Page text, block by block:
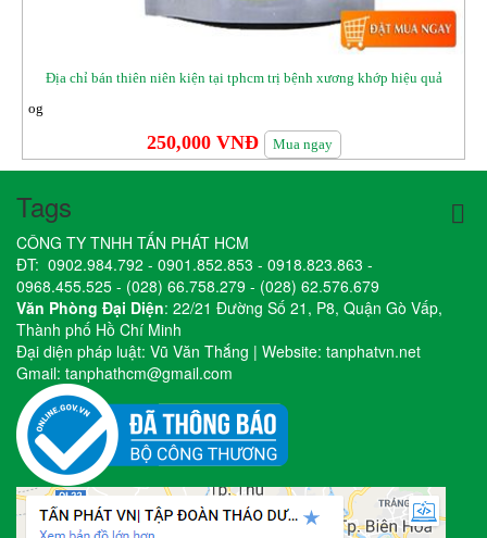
Địa chỉ bán thiên niên kiện tại tphcm trị bệnh xương khớp hiệu quả
og
250,000 VNĐ Mua ngay
Tags
CÔNG TY TNHH TẤN PHÁT HCM
ĐT: 0902.984.792 - 0901.852.853 - 0918.823.863 -
0968.455.525 - (028) 66.758.279 - (028) 62.576.679
Văn Phòng Đại Diện: 22/21 Đường Số 21, P8, Quận Gò Vấp,
Thành phố Hồ Chí Minh
Đại diện pháp luật: Vũ Văn Thắng | Website: tanphatvn.net
Gmail: tanphathcm@gmail.com